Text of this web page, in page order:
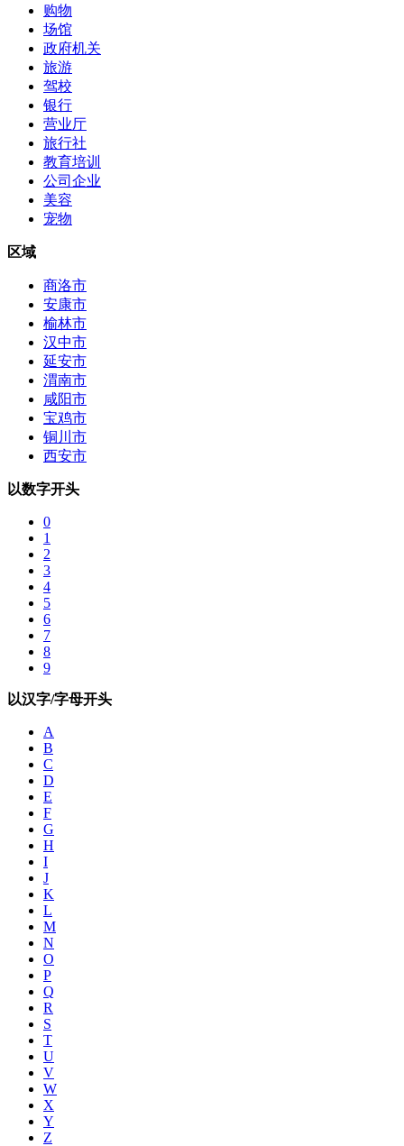
购物
场馆
政府机关
旅游
驾校
银行
营业厅
旅行社
教育培训
公司企业
美容
宠物
区域
商洛市
安康市
榆林市
汉中市
延安市
渭南市
咸阳市
宝鸡市
铜川市
西安市
以数字开头
0
1
2
3
4
5
6
7
8
9
以汉字/字母开头
A
B
C
D
E
F
G
H
I
J
K
L
M
N
O
P
Q
R
S
T
U
V
W
X
Y
Z